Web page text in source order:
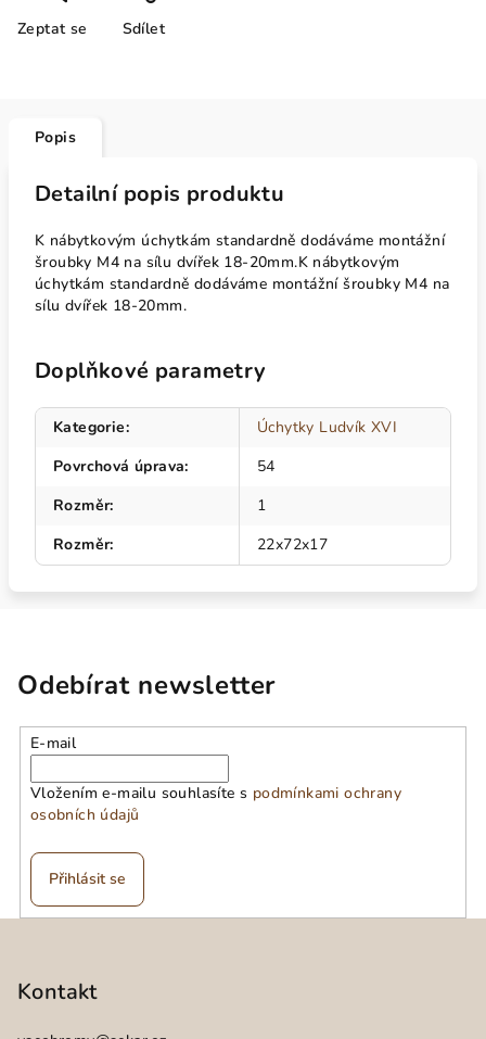
Zeptat se Sdílet
Popis
Detailní popis produktu
K nábytkovým úchytkám standardně dodáváme montážní
šroubky M4 na sílu dvířek 18-20mm.K nábytkovým
úchytkám standardně dodáváme montážní šroubky M4 na
sílu dvířek 18-20mm.
Doplňkové parametry
Kategorie:
Úchytky Ludvík XVI
Povrchová úprava:
54
Rozměr:
1
Rozměr: 22x72x17
Odebírat newsletter
E-mail
Vložením e-mailu souhlasíte s podmínkami ochrany
osobních údajů
Přihlásit se
Kontakt